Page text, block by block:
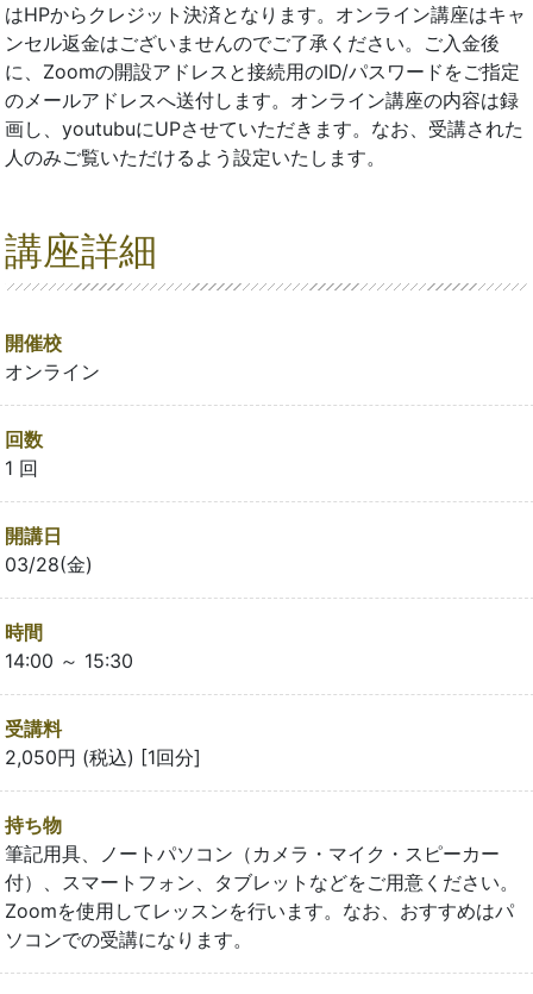
はHPからクレジット決済となります。オンライン講座はキャ
ンセル返金はございませんのでご了承ください。ご入金後
に、Zoomの開設アドレスと接続用のID/パスワードをご指定
のメールアドレスへ送付します。オンライン講座の内容は録
画し、youtubuにUPさせていただきます。なお、受講された
人のみご覧いただけるよう設定いたします。
講座詳細
開催校
オンライン
回数
1 回
開講日
03/28(金)
時間
14:00 ～ 15:30
受講料
2,050円 (税込) [1回分]
持ち物
筆記用具、ノートパソコン（カメラ・マイク・スピーカー
付）、スマートフォン、タブレットなどをご用意ください。
Zoomを使用してレッスンを行います。なお、おすすめはパ
ソコンでの受講になります。